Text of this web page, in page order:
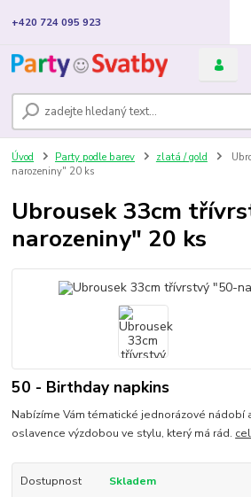
+420 724 095 923
Úvod Party podle barev zlatá / gold
narozeniny" 20 ks
Ubrousek 33cm
narozeniny" 20 ks
50 - Birthday napkins
Nabízíme Vám tématické jednorázové nádobí
oslavence výzdobou ve stylu, který má rád.
Dostupnost
Skladem